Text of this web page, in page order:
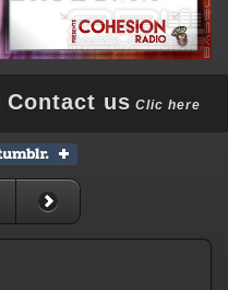
Contact us Clic here